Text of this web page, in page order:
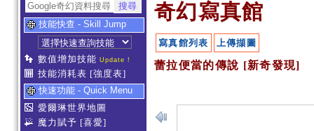
技能快查 - Skill Jump
數值增加技能 Update !
技能消耗表 [強度表]
快速功能 - Quick Menu
愛爾琳世界地圖
魔力賦予 [喜愛]
奇幻寫真館
寫真館列表 上傳擷圖
蕾拉便當的傳說 [新奇發現]